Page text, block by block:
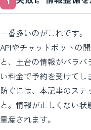
一番多いのがこれです。
APIやチャットボットの
と、土台の情報がバラ
い料金で予約を受けてし
防ぐには、本記事のステ
と。情報が正しくない
量産されます。